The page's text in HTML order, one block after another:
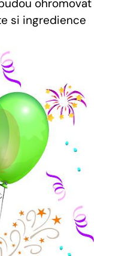
ohromovat
si ‍ingredience